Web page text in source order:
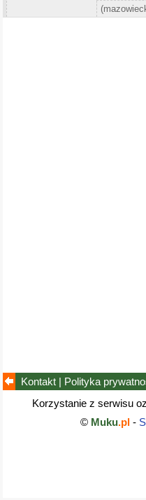
Kontakt | Polityka
Korzystanie z serwisu
© Muku.pl -